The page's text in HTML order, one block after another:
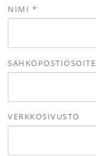
NIMI *
SÄHKÖPOSTIOSOITE
VERKKOSIVUSTO